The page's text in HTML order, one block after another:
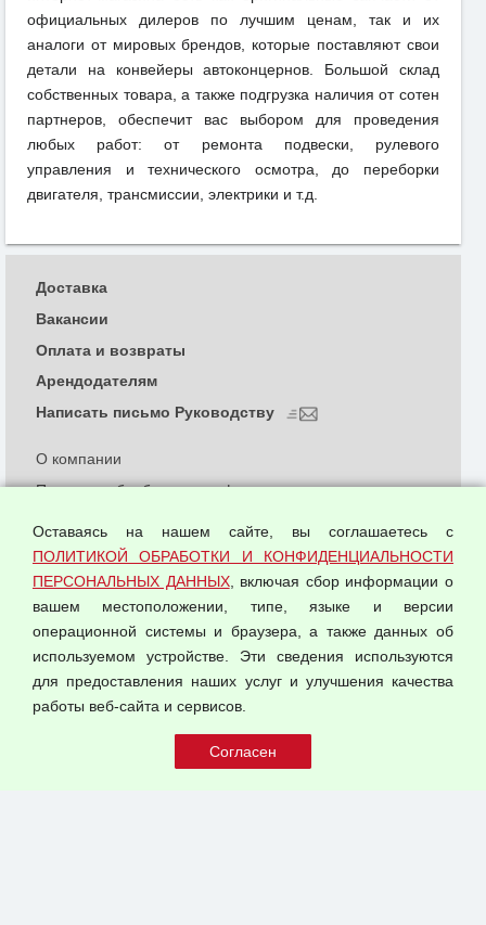
официальных дилеров по лучшим ценам, так и их
аналоги от мировых брендов, которые поставляют свои
детали на конвейеры автоконцернов. Большой склад
собственных товара, а также подгрузка наличия от сотен
партнеров, обеспечит вас выбором для проведения
любых работ: от ремонта подвески, рулевого
управления и технического осмотра, до переборки
двигателя, трансмиссии, электрики и т.д.
© 2026 ООО "Феникс"
О компании
Политика обработки и конфиденциальности
Согласием на обработку персональных данных
Оферта оптовой купли-продажи
Публичная оферта
Доставка
Вакансии
Оплата и возвраты
Арендодателям
Написать письмо Руководству
Оставаясь на нашем сайте, вы соглашаетесь с
ПОЛИТИКОЙ ОБРАБОТКИ И КОНФИДЕНЦИАЛЬНОСТИ
ПЕРСОНАЛЬНЫХ ДАННЫХ, включая сбор информации о
вашем местоположении, типе, языке и версии
операционной системы и браузера, а также данных об
используемом устройстве. Эти сведения используются
для предоставления наших услуг и улучшения качества
работы веб-сайта и сервисов.